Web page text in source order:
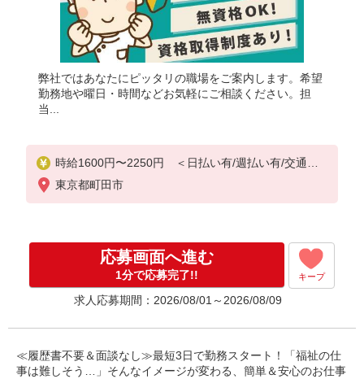
弊社ではあなたにピッタリの職場をご案内します。希望
勤務地や曜日・時間などお気軽にご相談ください。担
当...
時給1600円〜2250円 ＜日払い有/週払い有/交通費
全支給(ガソリン代含む)＞
東京都町田市
応募画面へ進む
1分で応募完了!! キープ
求人応募期間：2026/08/01～2026/08/09
≪履歴書不要＆面談なし≫最短3日で勤務スタート！「福祉の仕
事は難しそう…」そんなイメージが変わる、簡単＆安心のお仕事